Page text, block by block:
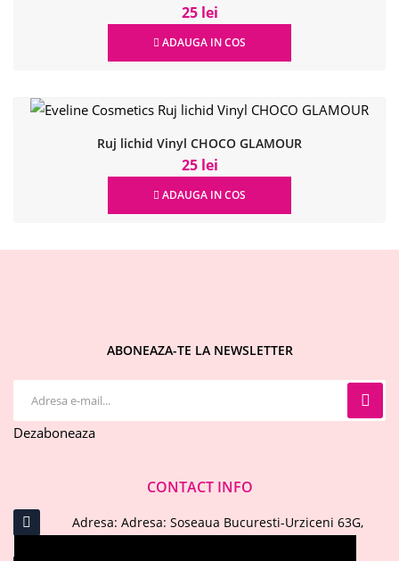
25 lei
ADAUGA IN COS
Ruj lichid Vinyl CHOCO GLAMOUR
25 lei
ADAUGA IN COS
ABONEAZA-TE LA NEWSLETTER
Dezaboneaza
CONTACT INFO
Adresa: Adresa: Soseaua Bucuresti-Urziceni 63G,
Afumati, Ilfov